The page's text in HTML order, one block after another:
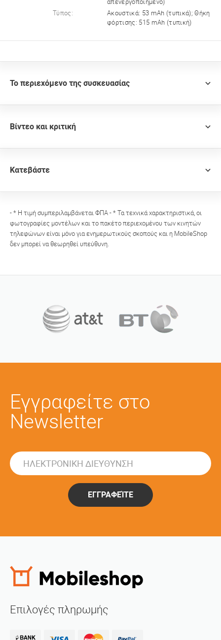
απενεργοποιημένο)
Τύπος:
Ακουστικά: 53 mAh (τυπικά); Θήκη
φόρτισης: 515 mAh (τυπική)
Το περιεχόμενο της συσκευασίας
Βίντεο και κριτική
Κατεβάστε
- * Η τιμή συμπεριλαμβάνεται ΦΠΑ - * Τα τεχνικά χαρακτηριστικά, οι
φωτογραφίες μοντέλων και το πακέτο περιεχομένου των κινητών
τηλεφώνων είναι μόνο για ενημερωτικούς σκοπούς και η MobileShop
δεν μπορεί να θεωρηθεί υπεύθυνη.
Εγγραφείτε στο
Newsletter
ΕΓΓΡΑΦΕΊΤΕ
Επιλογές πληρωμής